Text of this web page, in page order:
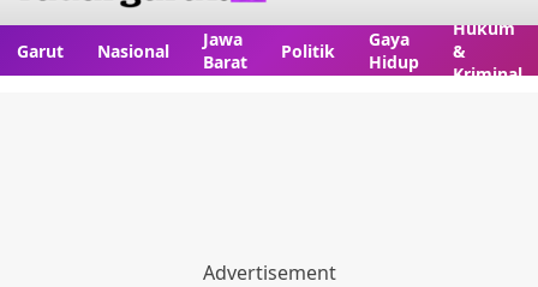
Garut Nasional
Jawa
Barat
Politik
Gaya
Hidup
Hukum
&
Kriminal